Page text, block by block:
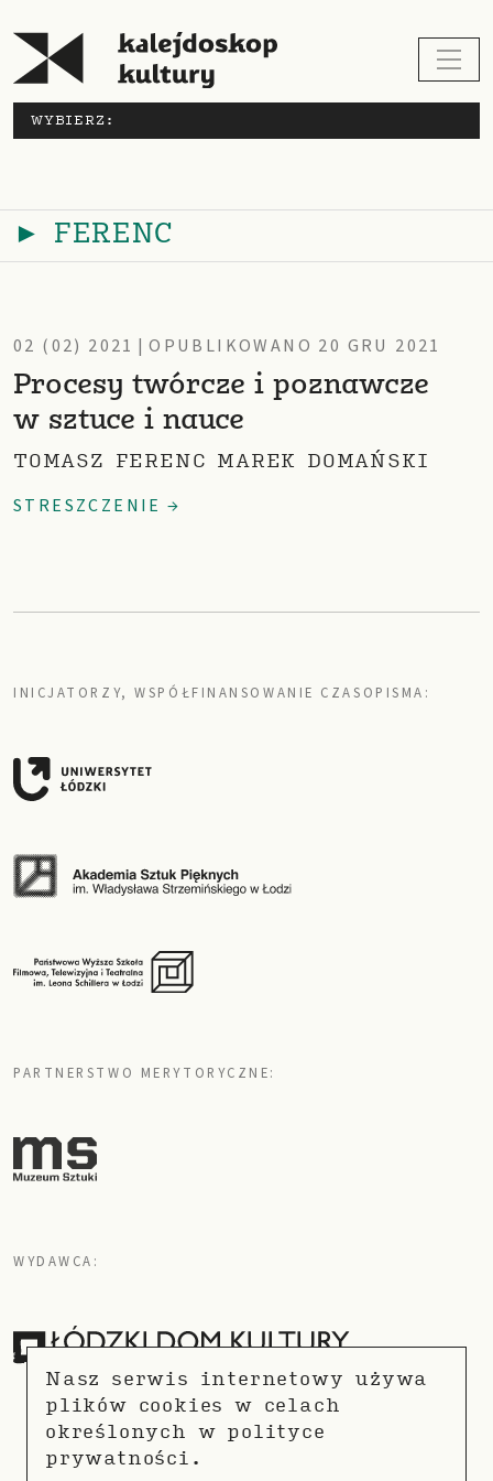
WYBIERZ:
► FERENC
02 (02) 2021 | OPUBLIKOWANO 20 GRU 2021
Procesy twórcze i poznawcze
w sztuce i nauce
TOMASZ FERENC MAREK DOMAŃSKI
STRESZCZENIE →
INICJATORZY, WSPÓŁFINANSOWANIE CZASOPISMA:
PARTNERSTWO MERYTORYCZNE:
WYDAWCA:
Nasz serwis internetowy używa
plików cookies w celach
określonych w polityce
prywatności.